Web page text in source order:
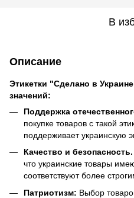
В
Описание
Этикетки "Сделано в
значений:
Поддержка
покупке товаров с такой
поддерживает украинскую
Качество и безопасность.
что украинские товары
соответствуют более
Патриотизм: Выбор